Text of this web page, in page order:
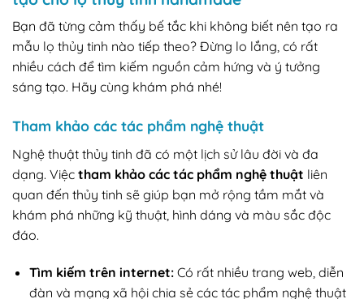
Bạn đã từng cảm thấy bế tắc khi không biết nên tạo ra
mẫu lọ thủy tinh nào tiếp theo? Đừng lo lắng, có rất
nhiều cách để tìm kiếm nguồn cảm hứng và ý tưởng
sáng tạo. Hãy cùng khám phá nhé!
Tham khảo các tác phẩm nghệ thuật
Nghệ thuật thủy tinh đã có một lịch sử lâu đời và đa
dạng. Việc tham khảo các tác phẩm nghệ thuật liên
quan đến thủy tinh sẽ giúp bạn mở rộng tầm mắt và
khám phá những kỹ thuật, hình dáng và màu sắc độc
đáo.
Tìm kiếm trên internet:Có rất nhiều trang web, diễn
đàn và mạng xã hội chia sẻ các tác phẩm nghệ thuật